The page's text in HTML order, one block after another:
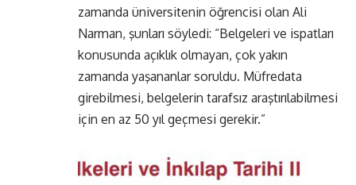
zamanda üniversitenin öğrencisi olan Ali
Narman, şunları söyledi: “Belgeleri ve ispatları
konusunda açıklık olmayan, çok yakın
zamanda yaşananlar soruldu. Müfredata
girebilmesi, belgelerin tarafsız araştırılabilmesi
için en az 50 yıl geçmesi gerekir.”